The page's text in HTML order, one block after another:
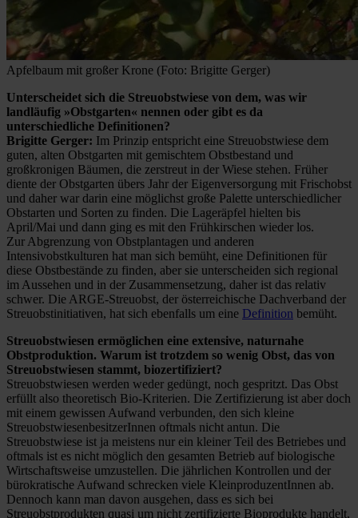
Apfelbaum mit großer Krone (Foto: Brigitte Gerger)
Unterscheidet sich die Streuobstwiese von dem, was wir
landläufig »Obstgarten« nennen oder gibt es da
unterschiedliche Definitionen?
Brigitte Gerger: Im Prinzip entspricht eine Streuobstwiese dem
guten, alten Obstgarten mit gemischtem Obstbestand und
großkronigen Bäumen, die zerstreut in der Wiese stehen. Früher
diente der Obstgarten übers Jahr der Eigenversorgung mit Frischobst
und daher war darin eine möglichst große Palette unterschiedlicher
Obstarten und Sorten zu finden. Die Lageräpfel hielten bis
April/Mai und dann ging es mit den Frühkirschen wieder los.
Zur Abgrenzung von Obstplantagen und anderen
Intensivobstkulturen hat man sich bemüht, eine Definitionen für
diese Obstbestände zu finden, aber sie unterscheiden sich regional
im Aussehen und in der Zusammensetzung, daher ist das relativ
schwer. Die ARGE-Streuobst, der österreichische Dachverband der
Streuobstinitiativen, hat sich ebenfalls um eine Definition bemüht.
Streuobstwiesen ermöglichen eine extensive, naturnahe
Obstproduktion. Warum ist trotzdem so wenig Obst, das von
Streuobstwiesen stammt, biozertifiziert?
Streuobstwiesen werden weder gedüngt, noch gespritzt. Das Obst
erfüllt also theoretisch Bio-Kriterien. Die Zertifizierung ist aber doch
mit einem gewissen Aufwand verbunden, den sich kleine
StreuobstwiesenbesitzerInnen oftmals nicht antun. Die
Streuobstwiese ist ja meistens nur ein kleiner Teil des Betriebes und
oftmals ist es nicht möglich den gesamten Betrieb auf biologische
Wirtschaftsweise umzustellen. Die jährlichen Kontrollen und der
bürokratische Aufwand schrecken viele KleinproduzentInnen ab.
Dennoch kann man davon ausgehen, dass es sich bei
Streuobstprodukten quasi um nicht zertifizierte Bioprodukte handelt,